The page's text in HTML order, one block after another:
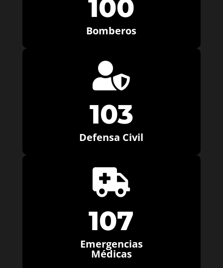
100
Bomberos

103
Defensa Civil

107
Emergencias
Médicas